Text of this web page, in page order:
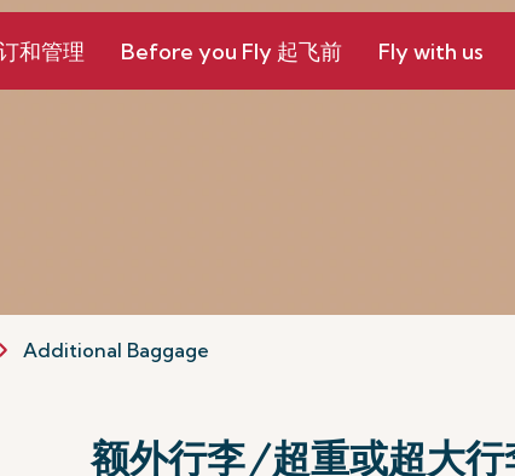
和管理 Before you Fly 起飞前 Fly with us
Additional Baggage
额外行李/超重或超大行